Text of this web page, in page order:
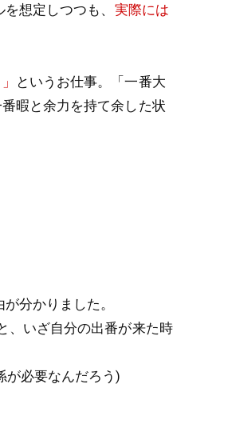
想定しつつも、 実際には
というお仕事。「一番大
暇と余力を持て余した状
分かりました。
、いざ自分の出番が来た時
が必要なんだろう)